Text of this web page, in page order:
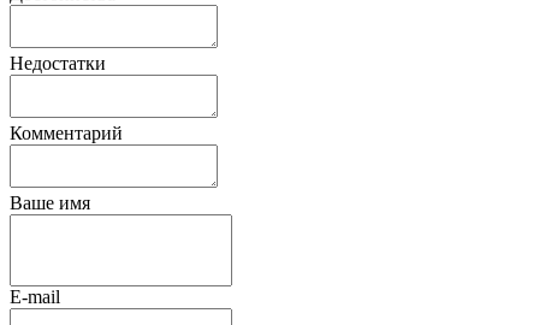
Недостатки
Комментарий
Ваше имя
E-mail